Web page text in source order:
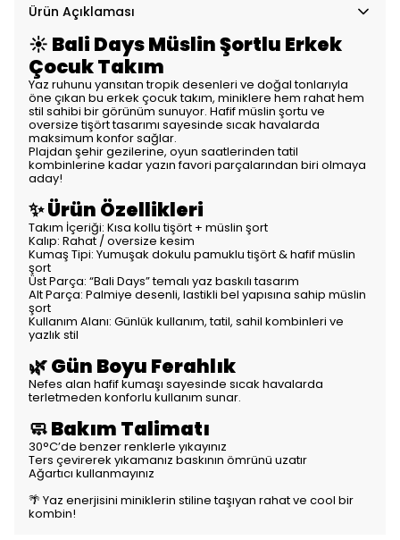
Ürün Açıklaması
☀️ Bali Days Müslin Şortlu Erkek
Çocuk Takım
Yaz ruhunu yansıtan tropik desenleri ve doğal tonlarıyla
öne çıkan bu erkek çocuk takım, miniklere hem rahat hem
stil sahibi bir görünüm sunuyor. Hafif müslin şortu ve
oversize tişört tasarımı sayesinde sıcak havalarda
maksimum konfor sağlar.
Plajdan şehir gezilerine, oyun saatlerinden tatil
kombinlerine kadar yazın favori parçalarından biri olmaya
aday!
✨ Ürün Özellikleri
Takım İçeriği: Kısa kollu tişört + müslin şort
Kalıp: Rahat / oversize kesim
Kumaş Tipi: Yumuşak dokulu pamuklu tişört & hafif müslin
şort
Üst Parça: “Bali Days” temalı yaz baskılı tasarım
Alt Parça: Palmiye desenli, lastikli bel yapısına sahip müslin
şort
Kullanım Alanı: Günlük kullanım, tatil, sahil kombinleri ve
yazlık stil
🌿 Gün Boyu Ferahlık
Nefes alan hafif kumaşı sayesinde sıcak havalarda
terletmeden konforlu kullanım sunar.
🧼 Bakım Talimatı
30°C’de benzer renklerle yıkayınız
Ters çevirerek yıkamanız baskının ömrünü uzatır
Ağartıcı kullanmayınız
🌴 Yaz enerjisini miniklerin stiline taşıyan rahat ve cool bir
kombin!